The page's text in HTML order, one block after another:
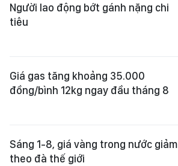
Người lao động bớt gánh nặng chi
tiêu
Giá gas tăng khoảng 35.000
đồng/bình 12kg ngay đầu tháng 8
Sáng 1-8, giá vàng trong nước giảm
theo đà thế giới